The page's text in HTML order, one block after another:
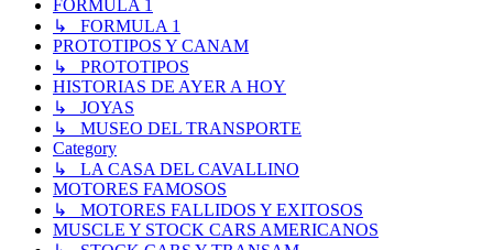
FORMULA 1
↳ FORMULA 1
PROTOTIPOS Y CANAM
↳ PROTOTIPOS
HISTORIAS DE AYER A HOY
↳ JOYAS
↳ MUSEO DEL TRANSPORTE
Category
↳ LA CASA DEL CAVALLINO
MOTORES FAMOSOS
↳ MOTORES FALLIDOS Y EXITOSOS
MUSCLE Y STOCK CARS AMERICANOS